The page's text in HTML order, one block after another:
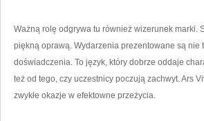
Ważną rolę odgrywa tu również wizerunek marki.
piękną oprawą. Wydarzenia prezentowane są
doświadczenia. To język, który dobrze oddaje
też od tego, czy uczestnicy poczują zachwyt. Ars
zwykłe okazje w efektowne przeżycia.